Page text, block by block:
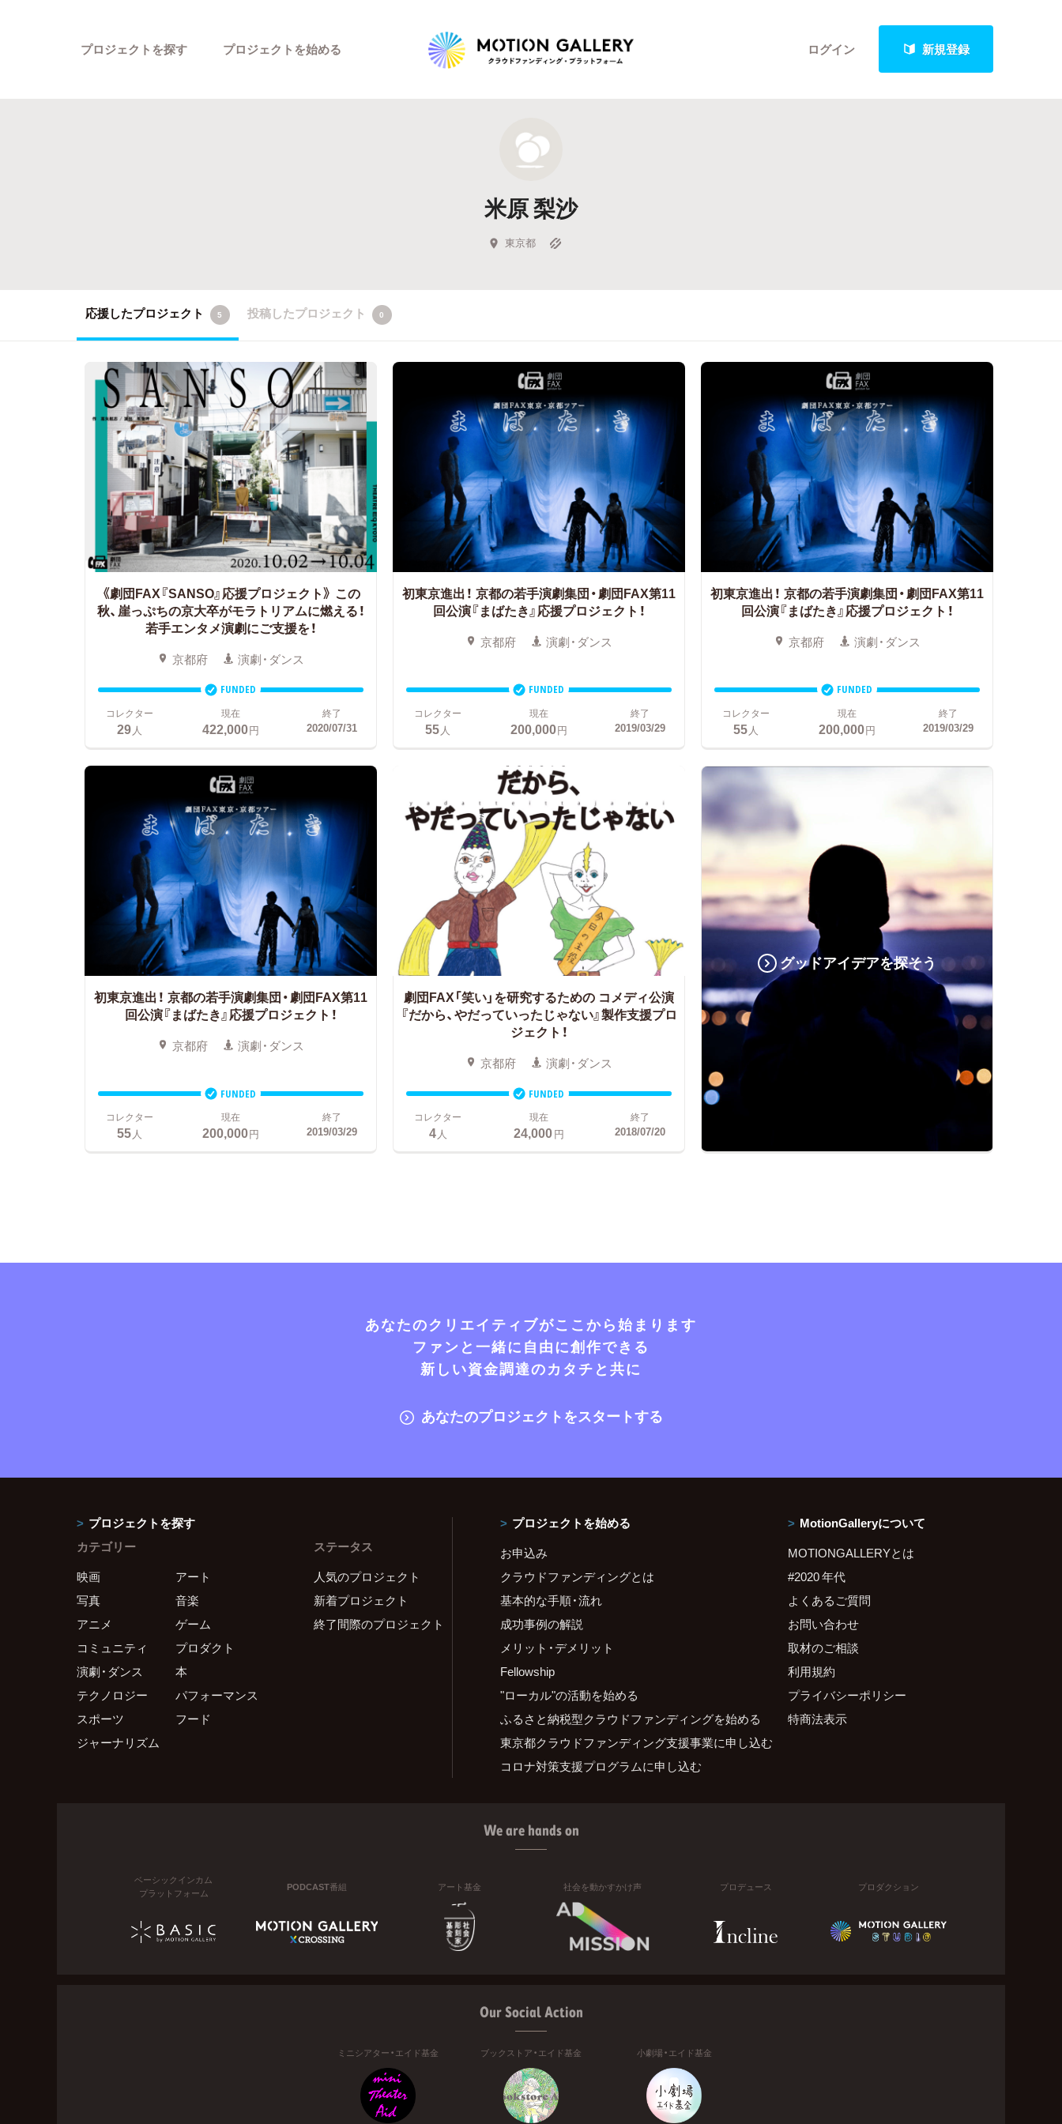
ログイン 新規登録
プロジェクトを探す
新着プロジェクト
Feature
キュレーターから探す
プロジェクトを始める
米原 梨沙
東京都
応援したプロジェクト 5 投稿したプロジェクト 0
《劇団FAX『SANSO』応援プロジェクト》 この
秋、崖っぷちの京大卒がモラトリアムに燃える！
若手エンタメ演劇にご支援を！
京都府 演劇・ダンス
FUNDED
コレクター
29人
現在
422,000円
終了
2020/07/31
初東京進出！ 京都の若手演劇集団・劇団FAX第11
回公演『まばたき』応援プロジェクト！
京都府 演劇・ダンス
FUNDED
コレクター
55人
現在
200,000円
終了
2019/03/29
初東京進出！ 京都の若手演劇集団・劇団FAX第11
回公演『まばたき』応援プロジェクト！
京都府 演劇・ダンス
FUNDED
コレクター
55人
現在
200,000円
終了
2019/03/29
初東京進出！ 京都の若手演劇集団・劇団FAX第11
回公演『まばたき』応援プロジェクト！
京都府 演劇・ダンス
FUNDED
コレクター
55人
現在
200,000円
終了
2019/03/29
劇団FAX「笑い」を研究するための コメディ公演
『だから、やだっていったじゃない』製作支援プロ
ジェクト！
京都府 演劇・ダンス
FUNDED
コレクター
4人
現在
24,000円
終了
2018/07/20
グッドアイデアを探そう
あなたのクリエイティブがここから始まります
ファンと一緒に自由に創作できる
新しい資金調達のカタチと共に
あなたのプロジェクトをスタートする
プロジェクトを探す
カテゴリー
映画
アート
写真
音楽
アニメ
ゲーム
コミュニティ
プロダクト
演劇・ダンス
本
テクノロジー
パフォーマンス
スポーツ
フード
ジャーナリズム
ステータス
人気のプロジェクト
新着プロジェクト
終了間際のプロジェクト
プロジェクトを始める
お申込み
クラウドファンディングとは
基本的な手順・流れ
成功事例の解説
メリット・デメリット
Fellowship
"ローカル"の活動を始める
ふるさと納税型クラウドファンディングを始める
東京都クラウドファンディング支援事業に申し込む
コロナ対策支援プログラムに申し込む
MotionGalleryについて
MOTIONGALLERYとは
#2020 年代
よくあるご質問
お問い合わせ
取材のご相談
利用規約
プライバシーポリシー
特商法表示
We are hands on
ベーシックインカム
プラットフォーム
PODCAST番組 アート基金 社会を動かすかけ声 プロデュース プロダクション
Our Social Action
ミニシアター・エイド基金 ブックストア・エイド基金 小劇場・エイド基金